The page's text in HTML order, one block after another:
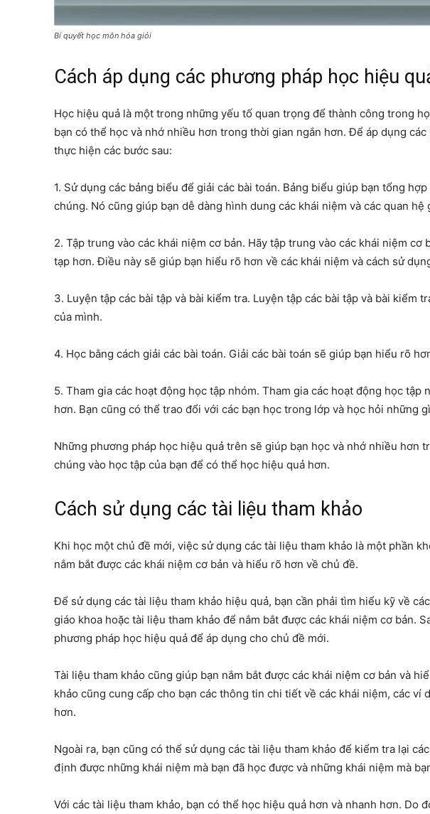
Bí quyết học môn hóa giỏi
Cách áp dụng các phương pháp học hiệu
Học hiệu quả là một trong những yếu tố quan trọng để thành công trong
bạn có thể học và nhớ nhiều hơn trong thời gian ngắn hơn. Để áp dụng
thực hiện các bước sau:
1. Sử dụng các bảng biểu để giải các bài toán. Bảng biểu giúp bạn tổng
chúng. Nó cũng giúp bạn dễ dàng hình dung các khái niệm và các quan hệ
2. Tập trung vào các khái niệm cơ bản. Hãy tập trung vào các khái niệm
tạp hơn. Điều này sẽ giúp bạn hiểu rõ hơn về các khái niệm và cách sử
3. Luyện tập các bài tập và bài kiểm tra. Luyện tập các bài tập và bài kiểm
của mình.
4. Học bằng cách giải các bài toán. Giải các bài toán sẽ giúp bạn hiểu rõ
5. Tham gia các hoạt động học tập nhóm. Tham gia các hoạt động học
hơn. Bạn cũng có thể trao đổi với các bạn học trong lớp và học hỏi những
Những phương pháp học hiệu quả trên sẽ giúp bạn học và nhớ nhiều hơn
chúng vào học tập của bạn để có thể học hiệu quả hơn.
Cách sử dụng các tài liệu tham khảo
Khi học một chủ đề mới, việc sử dụng các tài liệu tham khảo là một phần
nắm bắt được các khái niệm cơ bản và hiểu rõ hơn về chủ đề.
Để sử dụng các tài liệu tham khảo hiệu quả, bạn cần phải tìm hiểu kỹ về
giáo khoa hoặc tài liệu tham khảo để nắm bắt được các khái niệm cơ bản.
phương pháp học hiệu quả để áp dụng cho chủ đề mới.
Tài liệu tham khảo cũng giúp bạn nắm bắt được các khái niệm cơ bản và
khảo cũng cung cấp cho bạn các thông tin chi tiết về các khái niệm, các ví
hơn.
Ngoài ra, bạn cũng có thể sử dụng các tài liệu tham khảo để kiểm tra lại
định được những khái niệm mà bạn đã học được và những khái niệm mà
Với các tài liệu tham khảo, bạn có thể học hiệu quả hơn và nhanh hơn. Do